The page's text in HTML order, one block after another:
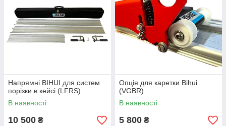
Напрямні BIHUI для систем
порізки в кейсі (LFRS)
В наявності
10 500 ₴
Опція для каретки Bihui
(VGBR)
В наявності
5 800 ₴